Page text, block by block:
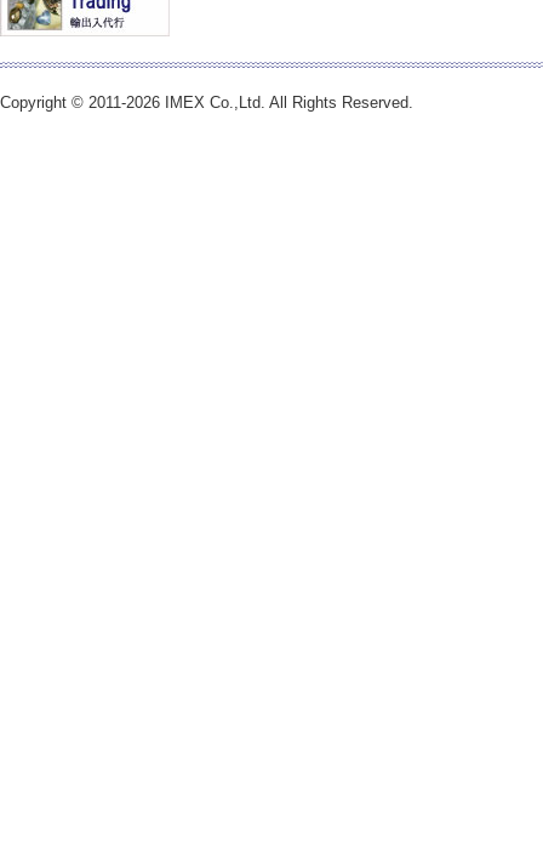
Copyright © 2011-2026 IMEX Co.,Ltd. All Rights Reserved.